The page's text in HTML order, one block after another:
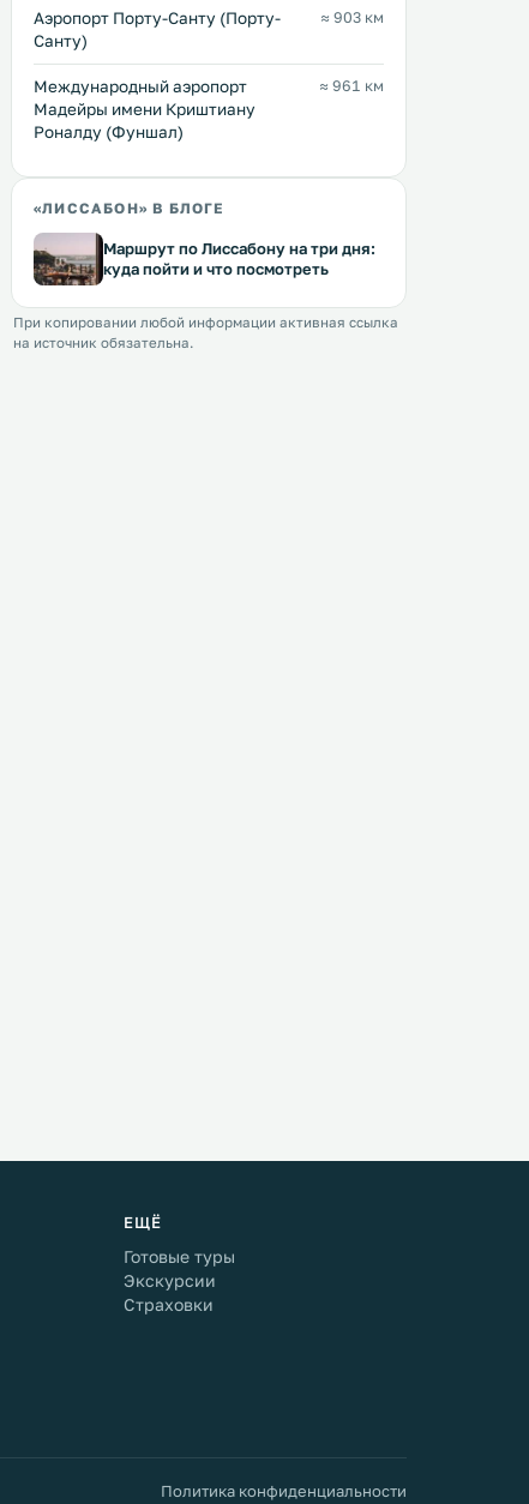
0 км
Hotel Metropole
Отель Metropole расположен в
Rossio Delight
≈ 104 $
Аэропорт Порту-Санту (Порту-
Санту)
≈ 903 км
Международный аэропорт
Мадейры имени Криштиану
Роналду (Фуншал)
≈ 961 км
«ЛИССАБОН» В БЛОГЕ
Маршрут по Лиссабону на три дня:
куда пойти и что посмотреть
При копировании любой информации активная ссылка
на источник обязательна.
ЕЩЁ
Готовые туры
Экскурсии
Страховки
Политика конфиденциальности